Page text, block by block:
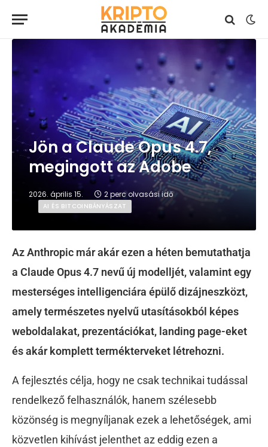
Jön a Claude Opus 4.7,
megingott az Adobe
2026. április 15. 2 perc olvasási idő
AI ÉS BITCOINBÁNYÁSZAT
Az Anthropic már akár ezen a héten bemutathatja
a Claude Opus 4.7 nevű új modelljét, valamint egy
mesterséges intelligenciára épülő dizájneszközt,
amely természetes nyelvű utasításokból képes
weboldalakat, prezentációkat, landing page-eket
és akár komplett termékterveket létrehozni.
A fejlesztés célja, hogy ne csak technikai tudással
rendelkező felhasználók, hanem szélesebb
közönség is megnyíljanak ezek a lehetőségek, ami
közvetlen kihívást jelenthet az eddig ezen a